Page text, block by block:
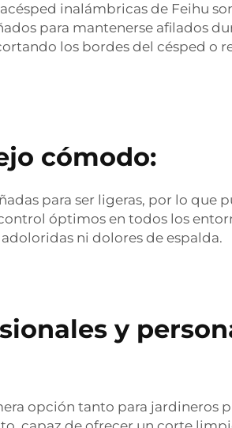
inalámbricas de Feihu
para mantenerse afilados
los bordes del césped o
cómodo:
para ser ligeras, por lo que
óptimos en todos los
ni dolores de espalda.
y
opción tanto para jardineros